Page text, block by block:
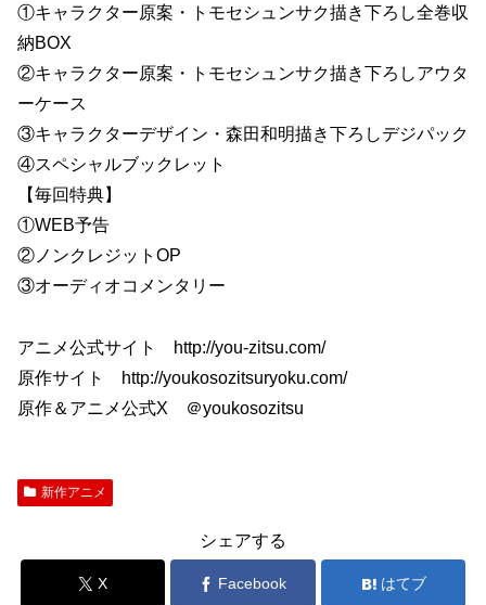
①キャラクター原案・トモセシュンサク描き下ろし全巻収
納BOX
②キャラクター原案・トモセシュンサク描き下ろしアウタ
ーケース
③キャラクターデザイン・森田和明描き下ろしデジパック
④スペシャルブックレット
【毎回特典】
①WEB予告
②ノンクレジットOP
③オーディオコメンタリー
アニメ公式サイト http://you-zitsu.com/
原作サイト http://youkosozitsuryoku.com/
原作＆アニメ公式X ＠youkosozitsu
新作アニメ
シェアする
X Facebook はてブ